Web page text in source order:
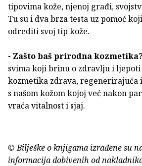
tipovima kože, njenoj građi,
Tu su i dva brza testa uz pomoć
odrediti svoj tip kože.
- Zašto baš prirodna
svima koji brinu o zdravlju i
kozmetika zdrava, regenerirajuća
s našom kožom kojoj već nakon
vraća vitalnost i sjaj.
© Bilješke o knjigama izrađene su
informacija dobivenih od